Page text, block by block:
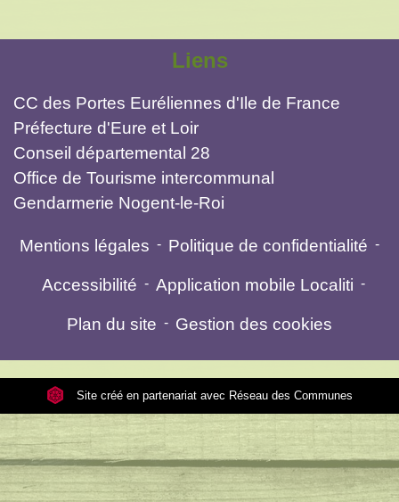
Liens
CC des Portes Euréliennes d'Ile de France
Préfecture d'Eure et Loir
Conseil départemental 28
Office de Tourisme intercommunal
Gendarmerie Nogent-le-Roi
Mentions légales - Politique de confidentialité -
Accessibilité - Application mobile Localiti -
Plan du site - Gestion des cookies
Site créé en partenariat avec Réseau des Communes